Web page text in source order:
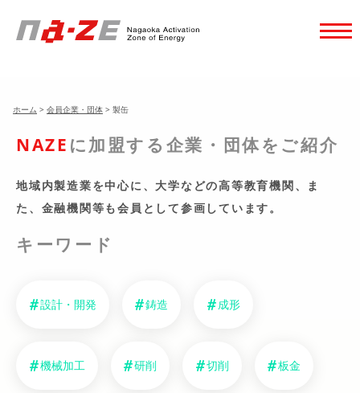
ホーム > 会員企業・団体 > 製缶
NAZE に加盟する企業・団体をご紹介
地域内製造業を中心に、大学などの高等教育機関、 ま
た、金融機関等も会員として参画しています。
キーワード
設計・開発 鋳造 成形
機械加工 研削 切削 板金